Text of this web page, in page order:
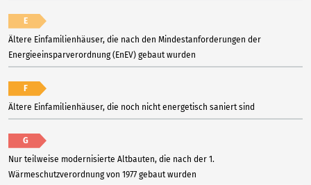
E
Ältere Einfamilienhäuser, die nach den Mindestanforderungen der
Energieeinsparverordnung (EnEV) gebaut wurden
F
Ältere Einfamilienhäuser, die noch nicht energetisch saniert sind
G
Nur teilweise modernisierte Altbauten, die nach der 1.
Wärmeschutzverordnung von 1977 gebaut wurden